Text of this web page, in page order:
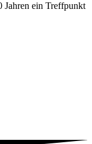
Jahren ein Treffpunkt